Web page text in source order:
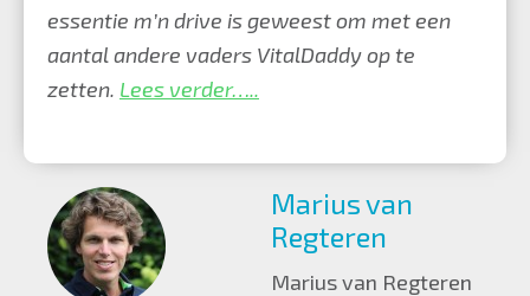
essentie m’n drive is geweest om met een
aantal andere vaders VitalDaddy op te
zetten. Lees verder…..
Marius van
Regteren
Marius van Regteren